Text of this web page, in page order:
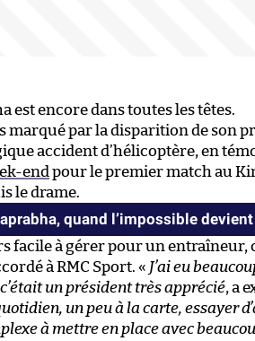
est encore dans toutes les têtes.
marqué par la disparition de son
accident d’hélicoptère, en
end pour le premier match au
le drame.
quand l’impossible
facile à gérer pour un entraîneur,
à RMC Sport. « J’ai eu
un président très apprécié, a
un peu à la carte, essayer
à mettre en place avec